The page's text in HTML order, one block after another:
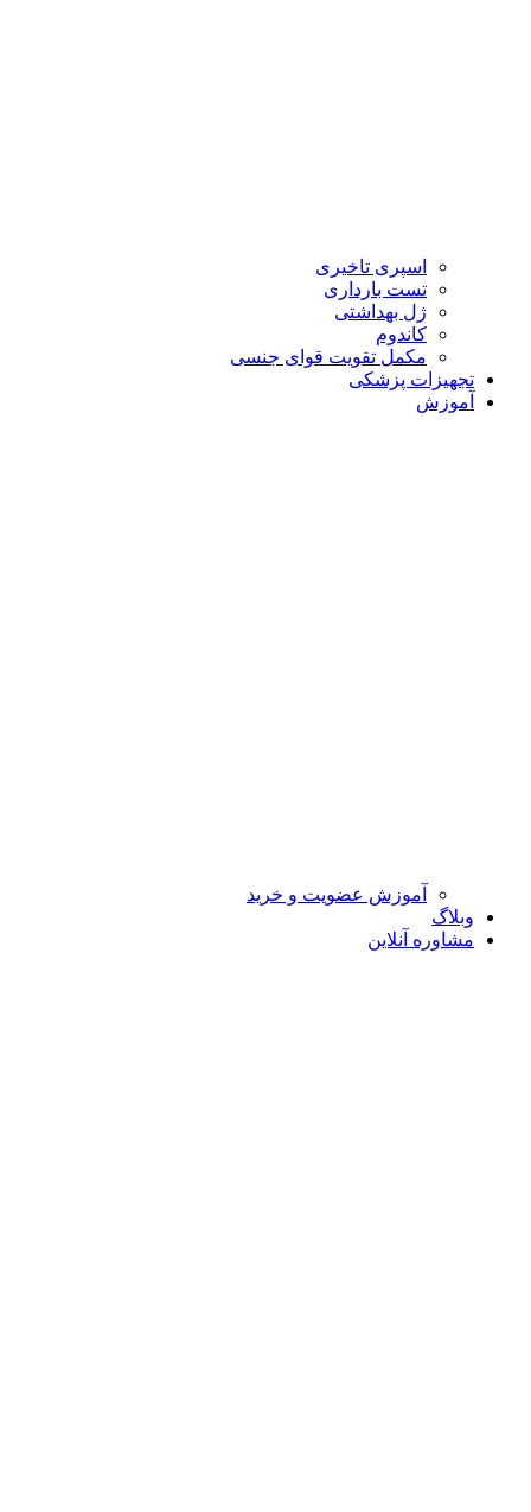
اسپری تاخیری
تست بارداری
ژل بهداشتی
کاندوم
مکمل تقویت قوای جنسی
تجهیزات پزشکی
آموزش
آموزش عضویت و خرید
وبلاگ
مشاوره آنلاین